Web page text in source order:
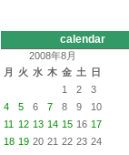
calendar
2008年8月
月
火 水 木 金 土
日
1
2
3
4
5 6 7 8 9
10
11
12 13 14 15 16 17
18 19 20 21 22 23 24